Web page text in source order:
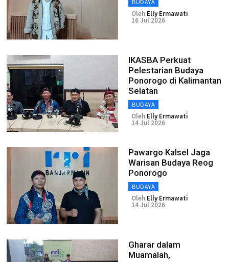
BUDAYA
Oleh Elly Ermawati
16 Jul 2026
IKASBA Perkuat
Pelestarian Budaya
Ponorogo di Kalimantan
Selatan
BUDAYA
Oleh Elly Ermawati
14 Jul 2026
Pawargo Kalsel Jaga
Warisan Budaya Reog
Ponorogo
BUDAYA
Oleh Elly Ermawati
14 Jul 2026
Gharar dalam
Muamalah,